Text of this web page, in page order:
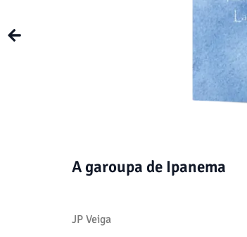
A garoupa de Ipanema
JP Veiga